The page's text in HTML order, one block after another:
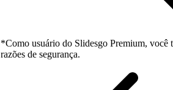
*Como usuário do Slidesgo Premium,
razões de segurança.